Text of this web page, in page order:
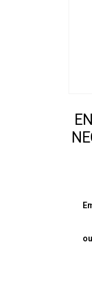
ou